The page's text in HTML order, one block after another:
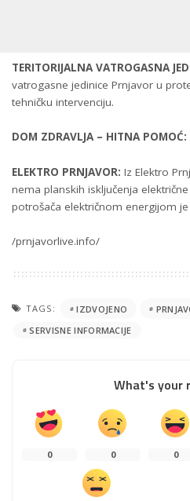
TERITORIJALNA VATROGASNA
vatrogasne jedinice Prnjavor u
tehničku intervenciju.
DOM ZDRAVLJA – HITNA POMOĆ:
ELEKTRO PRNJAVOR: Iz Elektro
nema planskih isključenja
potrošača električnom energijom
/prnjavorlive.info/
TAGS: IZDVOJENO
SERVISNE INFORMACIJE
What's your
0 0 0